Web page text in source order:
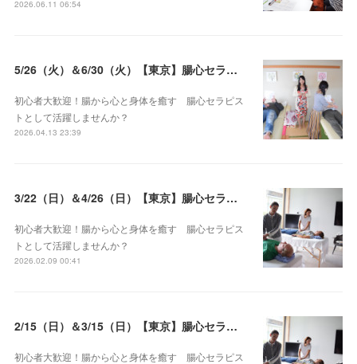
2026.06.11 06:54
5/26（火）＆6/30（火）【東京】腸心セラピスト養成コース《２日間コース》開講決定
初心者大歓迎！腸から心と身体を癒す 腸心セラピス
トとして活躍しませんか？
2026.04.13 23:39
3/22（日）＆4/26（日）【東京】腸心セラピスト養成コース《２日間コース》開講決定
初心者大歓迎！腸から心と身体を癒す 腸心セラピス
トとして活躍しませんか？
2026.02.09 00:41
2/15（日）＆3/15（日）【東京】腸心セラピスト養成コース《２日間コース》開講決定
初心者大歓迎！腸から心と身体を癒す 腸心セラピス